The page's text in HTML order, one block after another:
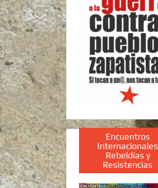
Encuentros
Internacionales
Rebeldías y
Resistencias